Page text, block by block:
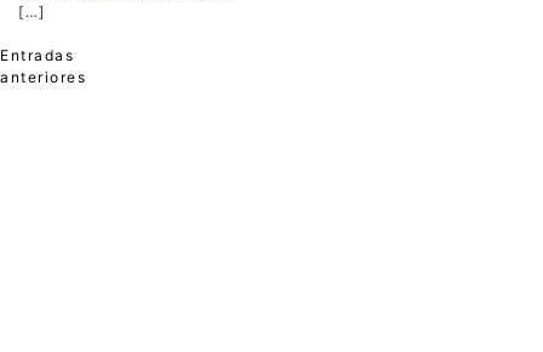
[…]
Navegación
Entradas
anteriores